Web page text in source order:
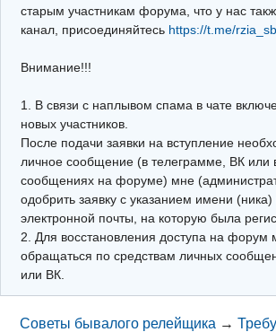
Архив
Почта
Поиск релейщика
Видео РЗиА
Фотохостинг
Телеграм
старым участникам форума, что у нас
канал, присоединяйтесь https://t.me/
Внимание!!!
1. В связи с наплывом спама в чате
новых участников.
После подачи заявки на вступление
личное сообщение (в телеграмме, ВК или
сообщениях на форуме) мне
одобрить заявку с указанием имени
электронной почты, на которую была
2. Для восстановления доступа на форум
обращаться по средствам личных
или ВК.
Советы бывалого релейщика →